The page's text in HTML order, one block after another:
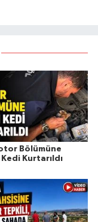
Bölümüne
Kedi Kurtarıldı